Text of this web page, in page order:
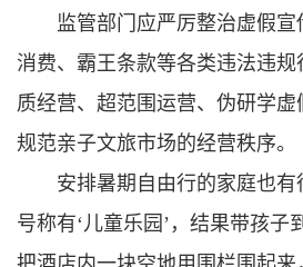
监管部门应严厉整治虚假宣
消费、霸王条款等各类违法违
质经营、超范围运营、伪研学
规范亲子文旅市场的经营秩序。
安排暑期自由行的家庭也有
号称有‘儿童乐园’，结果带孩子